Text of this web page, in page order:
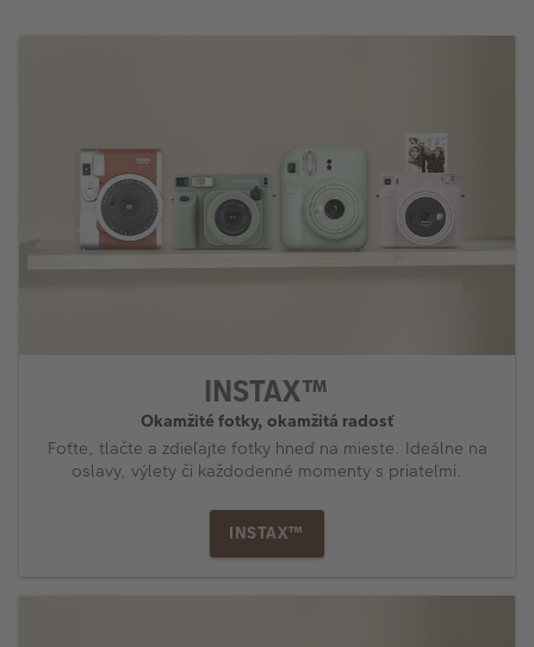
INSTAX™
Okamžité fotky, okamžitá radosť
Foťte, tlačte a zdieľajte fotky hneď na mieste. Ideálne na
oslavy, výlety či každodenné momenty s priateľmi.
INSTAX™